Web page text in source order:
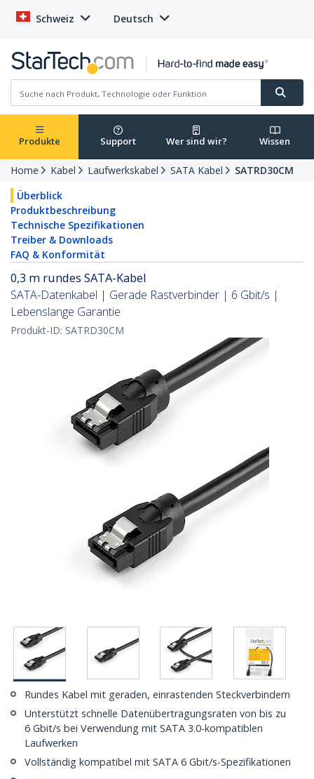
Schweiz Deutsch
Produkte Support Wer sind wir? Wissen
Home Kabel Laufwerkskabel SATA Kabel
SATRD30CM
Überblick
Produktbeschreibung
Technische Spezifikationen
Treiber & Downloads
FAQ & Konformität
0,3 m rundes SATA-Kabel
SATA-Datenkabel | Gerade Rastverbinder | 6 Gbit/s |
Lebenslange Garantie
Produkt-ID: SATRD30CM
Rundes Kabel mit geraden, einrastenden Steckverbindern
Unterstützt schnelle Datenübertragungsraten von bis zu
6 Gbit/s bei Verwendung mit SATA 3.0-kompatiblen
Laufwerken
Vollständig kompatibel mit SATA 6 Gbit/s-Spezifikationen